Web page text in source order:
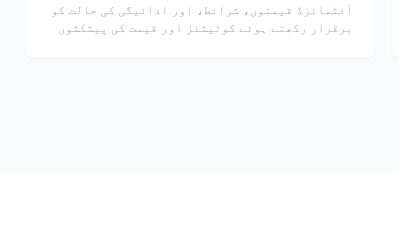
آئٹمائزڈ قیمتوں، شرائط، اور ادائیگی کی حالت کو
برقرار رکھتے ہوئے کوٹیشنز اور قیمت کی پیشکشوں